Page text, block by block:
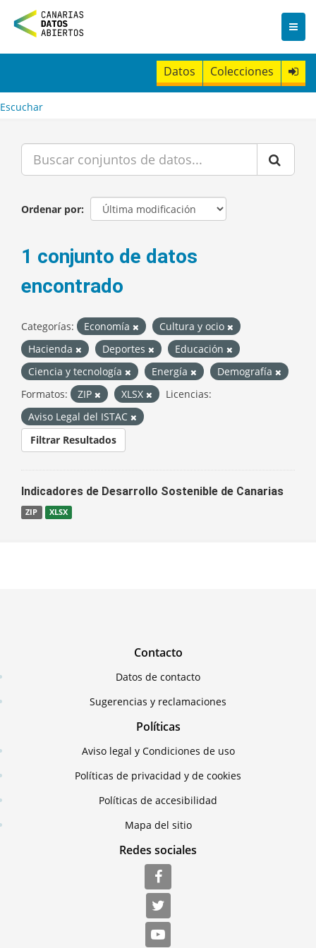
n
t
Datos Colecciones
Escuchar
Ordenar por
1 conjunto de datos
encontrado
Categorías: Economía
Cultura y ocio
Hacienda
Deportes
Educación
Ciencia y tecnología
Energía
Demografía
Formatos:
ZIP XLSX
Licencias:
Aviso Legal del ISTAC
Filtrar Resultados
Indicadores de Desarrollo Sostenible de Canarias
ZIP XLSX
Contacto
Datos de contacto
Sugerencias y reclamaciones
Políticas
Aviso legal y Condiciones de uso
Políticas de privacidad y de cookies
Políticas de accesibilidad
Mapa del sitio
Redes sociales